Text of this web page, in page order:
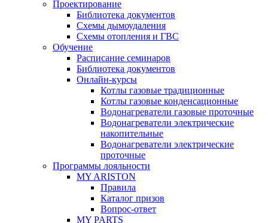
Проектирование
Библиотека документов
Схемы дымоудаления
Схемы отопления и ГВС
Обучение
Расписание семинаров
Библиотека документов
Онлайн-курсы
Котлы газовые традиционные
Котлы газовые конденсационные
Водонагреватели газовые проточные
Водонагреватели электрические
накопительные
Водонагреватели электрические
проточные
Программы лояльности
MY ARISTON
Правила
Каталог призов
Вопрос-ответ
MY PARTS